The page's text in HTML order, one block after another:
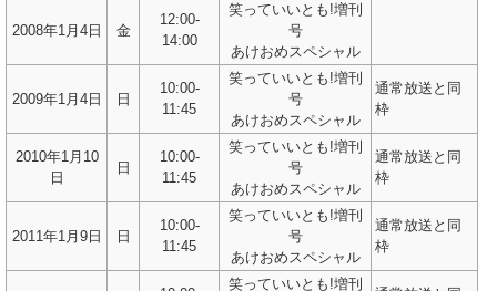
2008年1月4日 金
12:00-
14:00
笑っていいとも!増刊
号
あけおめスペシャル
2009年1月4日 日
10:00-
11:45
笑っていいとも!増刊
号
あけおめスペシャル
通常放送と同
枠
2010年1月10
日
日
10:00-
11:45
笑っていいとも!増刊
号
あけおめスペシャル
通常放送と同
枠
2011年1月9日 日
10:00-
11:45
笑っていいとも!増刊
号
あけおめスペシャル
通常放送と同
枠
笑っていいとも!増刊